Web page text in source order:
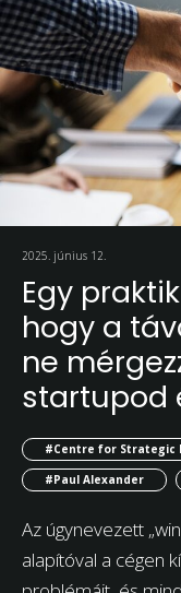
2025. június 12.
Egy
hogy a
ne
startupod
#Centre for Strategic
#Paul Alexander
Az úgynevezett
alapítóval a cégen